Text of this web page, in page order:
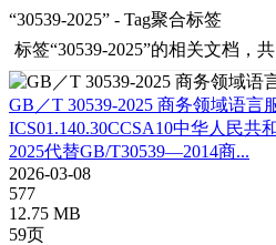
“30539-2025” - Tag聚合标签
标签“30539-2025”的相关文档，
GB／T 30539-2025 商务领域语言
ICS01.140.30CCSA10中华人民
2025代替GB/T30539—2014商...
2026-03-08
577
12.75 MB
59页